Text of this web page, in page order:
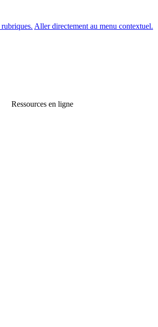
Aller directement au menu contextuel.
Ressources en ligne